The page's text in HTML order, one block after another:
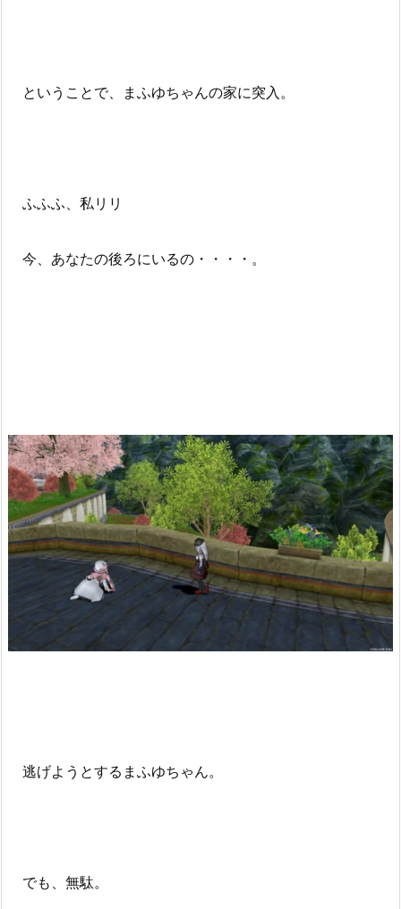
ということで、まふゆちゃんの家に突入。
ふふふ、私リリ
今、あなたの後ろにいるの・・・・。
逃げようとするまふゆちゃん。
でも、無駄。